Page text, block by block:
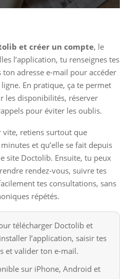
et créer un compte, le
l’application, tu renseignes tes
adresse e-mail pour accéder
En pratique, ça te permet
les disponibilités, réserver
pour éviter les oublis.
vite, retiens surtout que
et qu’elle se fait depuis
site Doctolib. Ensuite, tu peux
rendez-vous, suivre tes
tes consultations, sans
répétés.
télécharger Doctolib et
l’application, saisir tes
et valider ton e-mail.
sur iPhone, Android et